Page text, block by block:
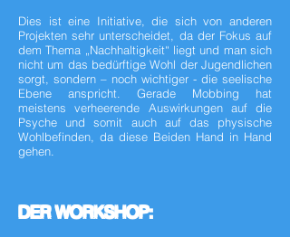
Dies ist eine Initiative, die sich von anderen
Projekten sehr unterscheidet, da der Fokus auf
dem Thema „Nachhaltigkeit“ liegt und man sich
nicht um das bedürftige Wohl der Jugendlichen
sorgt, sondern – noch wichtiger - die seelische
Ebene anspricht. Gerade Mobbing hat
meistens verheerende Auswirkungen auf die
Psyche und somit auch auf das physische
Wohlbefinden, da diese Beiden Hand in Hand
gehen.
DER WORKSHOP: